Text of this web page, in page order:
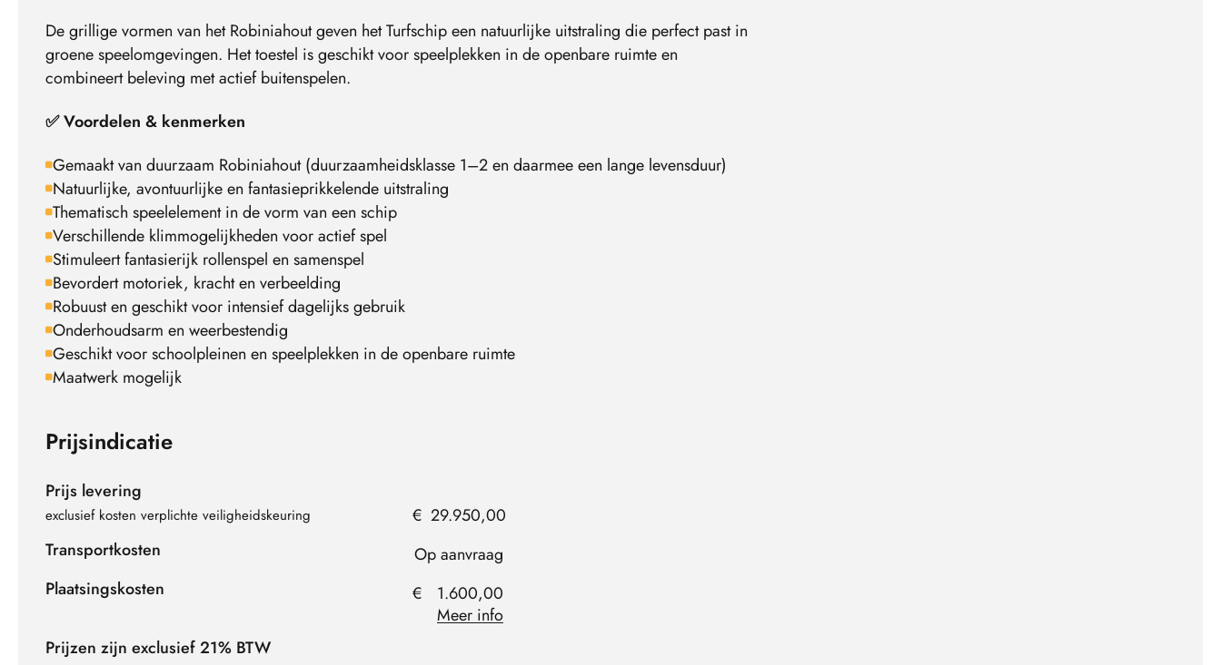
De grillige vormen van het Robiniahout geven het Turfschip een natuurlijke uitstraling die perfect past in
groene speelomgevingen. Het toestel is geschikt voor speelplekken in de openbare ruimte en
combineert beleving met actief buitenspelen.
✅ Voordelen & kenmerken
Gemaakt van duurzaam Robiniahout (duurzaamheidsklasse 1–2 en daarmee een lange levensduur)
Natuurlijke, avontuurlijke en fantasieprikkelende uitstraling
Thematisch speelelement in de vorm van een schip
Verschillende klimmogelijkheden voor actief spel
Stimuleert fantasierijk rollenspel en samenspel
Bevordert motoriek, kracht en verbeelding
Robuust en geschikt voor intensief dagelijks gebruik
Onderhoudsarm en weerbestendig
Geschikt voor schoolpleinen en speelplekken in de openbare ruimte
Maatwerk mogelijk
Prijsindicatie
Prijs levering
exclusief kosten verplichte veiligheidskeuring € 29.950,00
Transportkosten
Op aanvraag
Plaatsingskosten
€
1.600,00
Meer info
Prijzen zijn exclusief 21% BTW